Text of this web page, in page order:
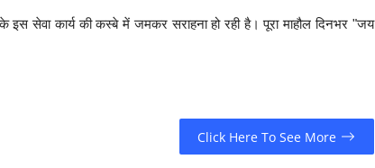
इस सेवा कार्य की कस्बे में जमकर सराहना हो रही है। पूरा माहौल दिनभर "जय
Click Here To See More